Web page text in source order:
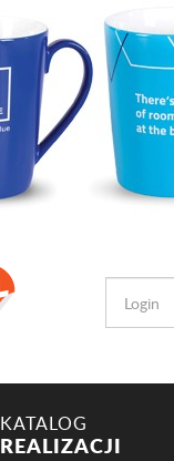
KATALOG
REALIZACJI